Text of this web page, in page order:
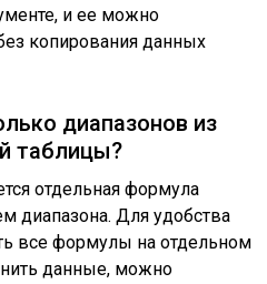
и ее можно
копирования данных
диапазонов из
таблицы?
отдельная формула
диапазона. Для удобства
все формулы на отдельном
данные, можно